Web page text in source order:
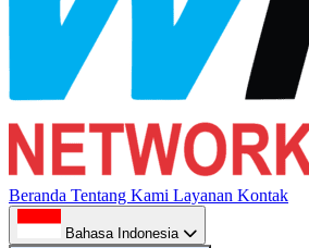
Beranda Tentang Kami Layanan Kontak
Bahasa Indonesia